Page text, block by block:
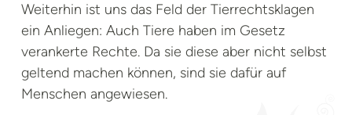
Weiterhin ist uns das Feld der Tierrechtsklagen
ein Anliegen: Auch Tiere haben im Gesetz
verankerte Rechte. Da sie diese aber nicht selbst
geltend machen können, sind sie dafür auf
Menschen angewiesen.